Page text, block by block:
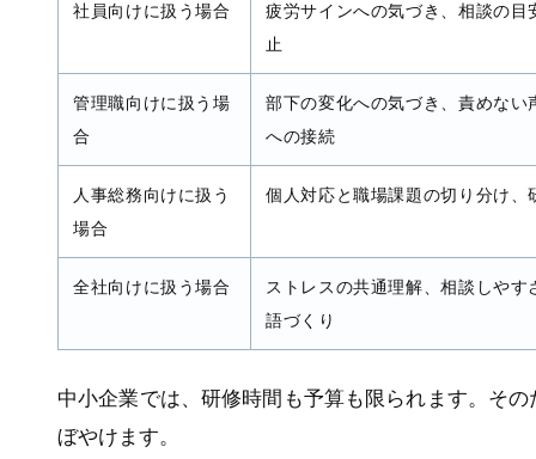
社員向けに扱う場合
疲労サインへの気づき、相談の目
止
管理職向けに扱う場
合
部下の変化への気づき、責めない
への接続
人事総務向けに扱う
場合
個人対応と職場課題の切り分け、
全社向けに扱う場合
ストレスの共通理解、相談しやす
語づくり
中小企業では、研修時間も予算も限られます。そ
ぼやけます。